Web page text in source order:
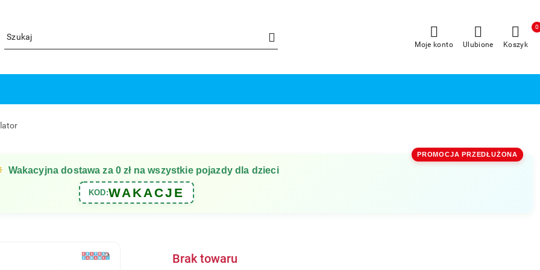
Moje konto Ulubione Koszyk
0
PROMOCJA PRZEDŁUŻONA
Wakacyjna dostawa za 0 zł na wszystkie pojazdy dla dzieci
KOD:WAKACJE
Brak towaru